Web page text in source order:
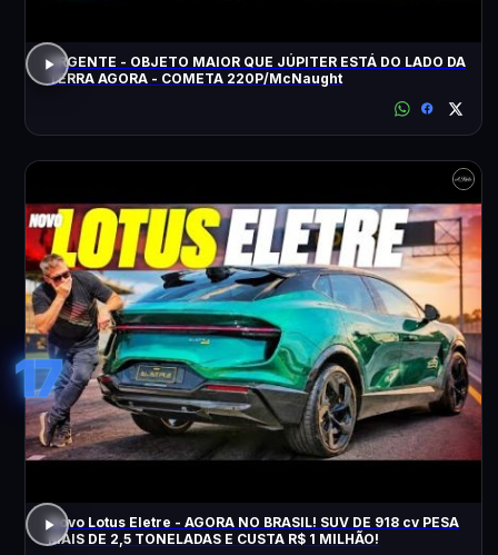
URGENTE - OBJETO MAIOR QUE JÚPITER ESTÁ DO LADO DA
TERRA AGORA - COMETA 220P/McNaught
17
Novo Lotus Eletre - AGORA NO BRASIL! SUV DE 918 cv PESA
MAIS DE 2,5 TONELADAS E CUSTA R$ 1 MILHÃO!